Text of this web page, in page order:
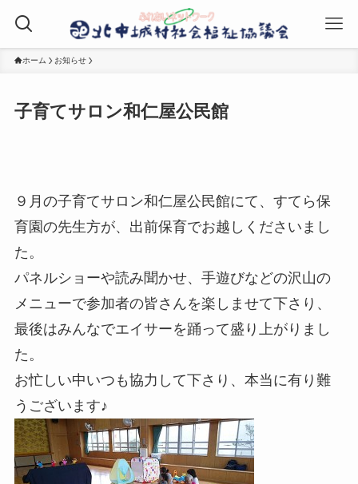
ホーム お知らせ
子育てサロン和仁屋公民館
９月の子育てサロン和仁屋公民館にて、すてら保
育園の先生方が、出前保育でお越しくださいまし
た。
パネルショーや読み聞かせ、手遊びなどの沢山の
メニューで参加者の皆さんを楽しませて下さり、
最後はみんなでエイサーを踊って盛り上がりまし
た。
お忙しい中いつも協力して下さり、本当に有り難
うございます♪